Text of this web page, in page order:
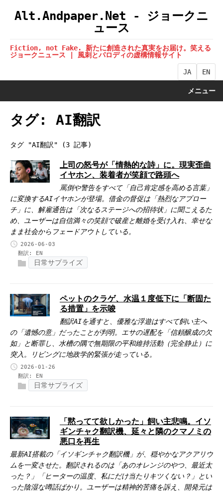
Alt.Andpaper.Net - ジョークニ
ュース
Fiction, not Fake. 新たに創造された真実をお届け。笑える
ジョークニュース | 風刺とパロディの虚構情報サイト
JA EN
メニュー
タグ: AI翻訳
タグ "AI翻訳" (3 記事)
上司の怒号が「情熱的な詩」に。現実歪曲
イヤホン、装着者が笑顔で路頭へ
罵倒や警告をすべて「自己肯定感を高める言葉」
に変換するAIイヤホンが登場。借金の督促は「熱烈なアプロー
チ」に、解雇通告は「次なるステージへの招待状」に聞こえるた
め、ユーザーは自信満々の笑顔で破産と離婚を受け入れ、幸せな
まま社会からフェードアウトしている。
2026-06-03
翻訳: EN
日常サプライズ
ペットのクラゲ、水温１度低下に「断固た
る措置」を示唆
翻訳AIを通すと、優雅な浮遊はすべて飼い主へ
の「遺憾の意」だったことが判明。エサの遅配を「信頼醸成の欠
如」と断罪し、水槽の隅で無期限の平和維持活動（完全静止）に
突入。リビングに地政学的緊張が走っている。
2026-01-26
翻訳: EN
日常サプライズ
「黙ってて欲しかった」飼い主悲鳴。イソ
ギンチャク翻訳機、延々と隣のクマノミの
悪口を再生
最新AI搭載の「イソギンチャク翻訳機」が、穏やかなアクアリウ
ムを一変させた。翻訳されるのは「あのオレンジのやつ、最近太
った？」「ヒーターの温度、私にだけ当たりキツくない？」とい
った陰湿な噂話ばかり。ユーザーは精神的苦痛を訴え、開発元は